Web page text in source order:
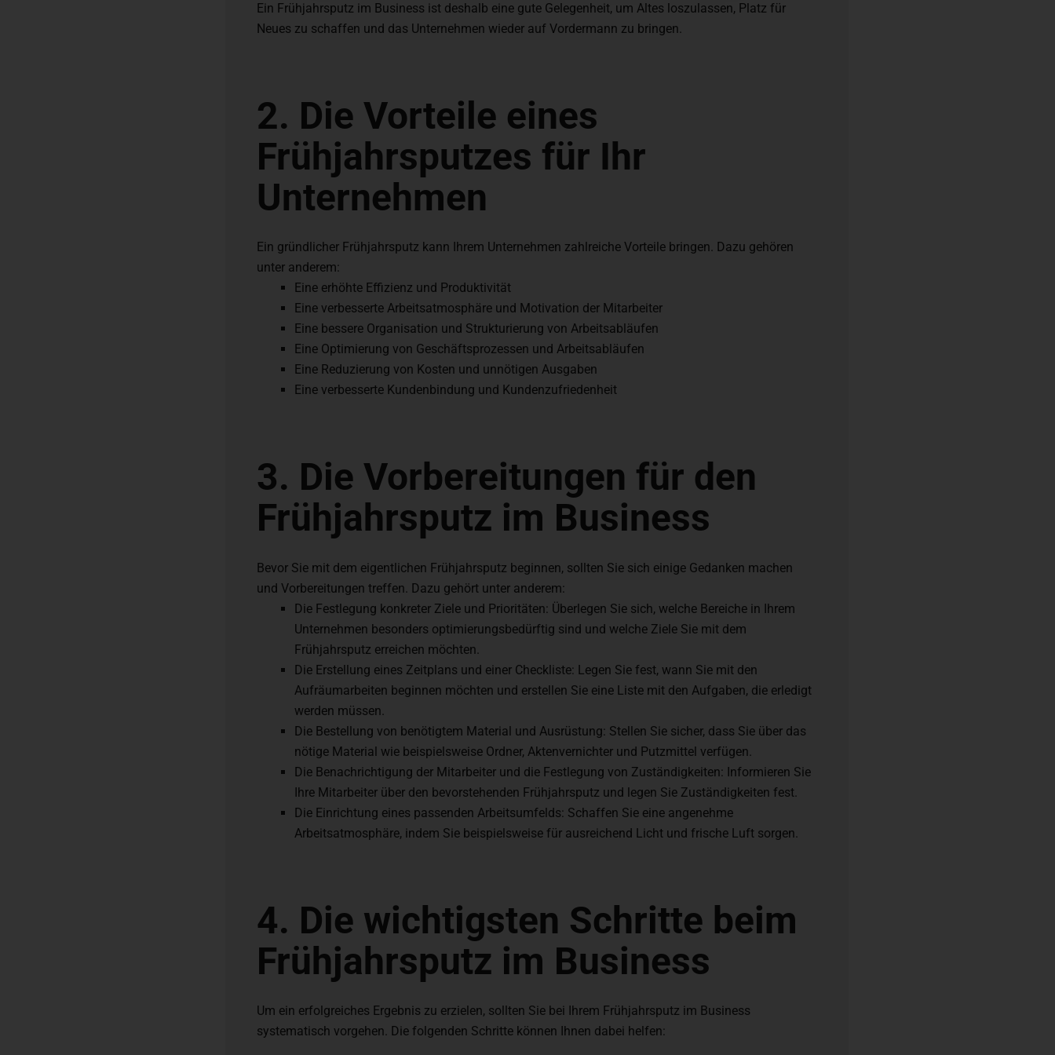
Ein Frühjahrsputz im Business ist deshalb eine gute Gelegenheit, um Altes loszulassen, Platz für
Neues zu schaffen und das Unternehmen wieder auf Vordermann zu bringen.
2. Die Vorteile eines
Frühjahrsputzes für Ihr
Unternehmen
Ein gründlicher Frühjahrsputz kann Ihrem Unternehmen zahlreiche Vorteile bringen. Dazu gehören
unter anderem:
Eine erhöhte Effizienz und Produktivität
Eine verbesserte Arbeitsatmosphäre und Motivation der Mitarbeiter
Eine bessere Organisation und Strukturierung von Arbeitsabläufen
Eine Optimierung von Geschäftsprozessen und Arbeitsabläufen
Eine Reduzierung von Kosten und unnötigen Ausgaben
Eine verbesserte Kundenbindung und Kundenzufriedenheit
3. Die Vorbereitungen für den
Frühjahrsputz im Business
Bevor Sie mit dem eigentlichen Frühjahrsputz beginnen, sollten Sie sich einige Gedanken machen
und Vorbereitungen treffen. Dazu gehört unter anderem:
Die Festlegung konkreter Ziele und Prioritäten: Überlegen Sie sich, welche Bereiche in Ihrem
Unternehmen besonders optimierungsbedürftig sind und welche Ziele Sie mit dem
Frühjahrsputz erreichen möchten.
Die Erstellung eines Zeitplans und einer Checkliste: Legen Sie fest, wann Sie mit den
Aufräumarbeiten beginnen möchten und erstellen Sie eine Liste mit den Aufgaben, die erledigt
werden müssen.
Die Bestellung von benötigtem Material und Ausrüstung: Stellen Sie sicher, dass Sie über das
nötige Material wie beispielsweise Ordner, Aktenvernichter und Putzmittel verfügen.
Die Benachrichtigung der Mitarbeiter und die Festlegung von Zuständigkeiten: Informieren Sie
Ihre Mitarbeiter über den bevorstehenden Frühjahrsputz und legen Sie Zuständigkeiten fest.
Die Einrichtung eines passenden Arbeitsumfelds: Schaffen Sie eine angenehme
Arbeitsatmosphäre, indem Sie beispielsweise für ausreichend Licht und frische Luft sorgen.
4. Die wichtigsten Schritte beim
Frühjahrsputz im Business
Um ein erfolgreiches Ergebnis zu erzielen, sollten Sie bei Ihrem Frühjahrsputz im Business
systematisch vorgehen. Die folgenden Schritte können Ihnen dabei helfen: